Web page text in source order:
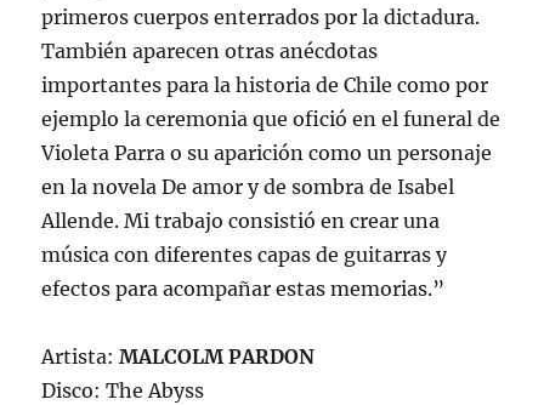
primeros cuerpos enterrados por la dictadura.
También aparecen otras anécdotas
importantes para la historia de Chile como por
ejemplo la ceremonia que ofició en el funeral de
Violeta Parra o su aparición como un personaje
en la novela De amor y de sombra de Isabel
Allende. Mi trabajo consistió en crear una
música con diferentes capas de guitarras y
efectos para acompañar estas memorias.”
Artista:MALCOLM PARDON
Disco: The Abyss